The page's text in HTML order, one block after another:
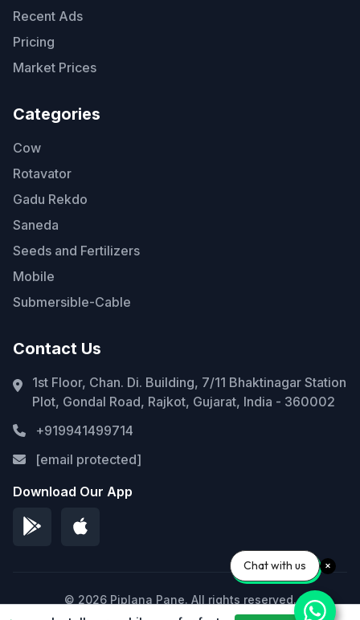
Recent Ads
Pricing
Market Prices
Categories
Cow
Rotavator
Gadu Rekdo
Saneda
Seeds and Fertilizers
Mobile
Submersible-Cable
Contact Us
1st Floor, Chan. Di. Building, 7/11 Bhaktinagar Station
Plot, Gondal Road, Rajkot, Gujarat, India - 360002
+919941499714
[email protected]
Download Our App
© 2026 Piplana Pane. All rights reserved.
Chat with us